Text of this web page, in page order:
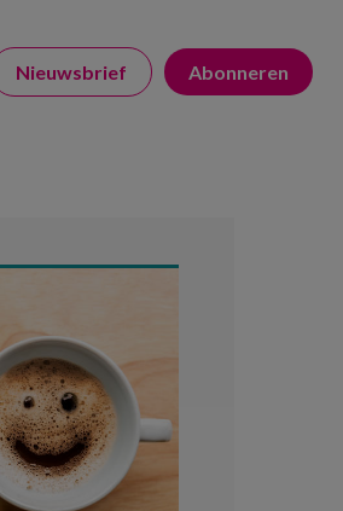
Nieuwsbrief Abonneren